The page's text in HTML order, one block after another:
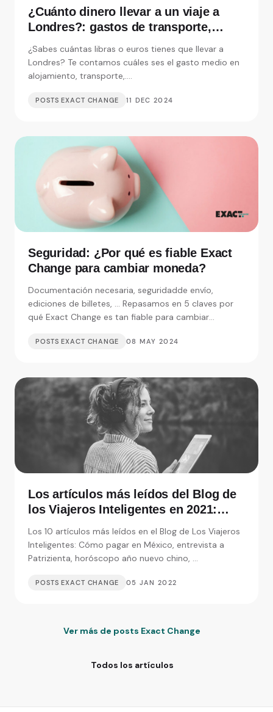
¿Cuánto dinero llevar a un viaje a
Londres?: gastos de transporte,
¿Sabes cuántas libras o euros tienes que llevar a
Londres? Te contamos cuáles ses el gasto medio en
alojamiento, transporte,....
POSTS EXACT CHANGE 11 DEC 2024
Seguridad: ¿Por qué es fiable Exact
Change para cambiar moneda?
Documentación necesaria, seguridadde envío,
ediciones de billetes, ... Repasamos en 5 claves por
qué Exact Change es tan fiable para cambiar
POSTS EXACT CHANGE 08 MAY 2024
Los artículos más leídos del Blog de
los Viajeros Inteligentes en 2021:
extranjeras
Los 10 artículos más leídos en el Blog de Los Viajeros
Inteligentes: Cómo pagar en México, entrevista a
Patrizienta, horóscopo año nuevo chino, ...
POSTS EXACT CHANGE 05 JAN 2022
Ver más de posts Exact Change
Todos los artículos